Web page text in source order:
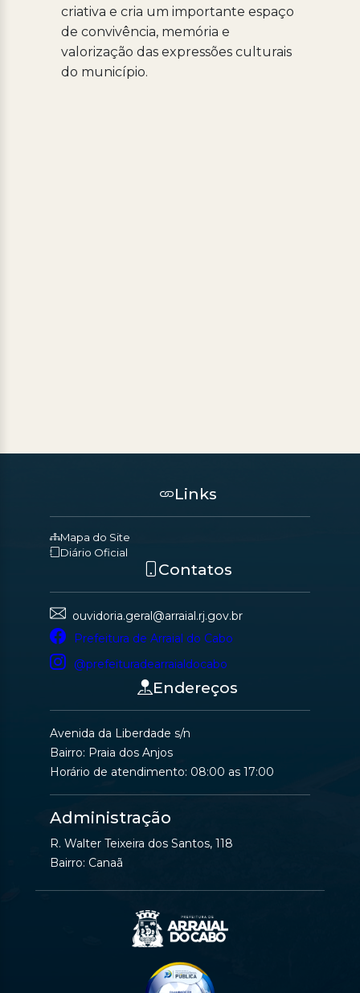
criativa e cria um importante espaço
de convivência, memória e
valorização das expressões culturais
do município.
Links
Mapa do Site
Diário Oficial
Contatos
ouvidoria.geral@arraial.rj.gov.br
Prefeitura de Arraial do Cabo
@prefeituradearraialdocabo
Endereços
Avenida da Liberdade s/n
Bairro: Praia dos Anjos
Horário de atendimento: 08:00 as 17:00
Administração
R. Walter Teixeira dos Santos, 118
Bairro: Canaã